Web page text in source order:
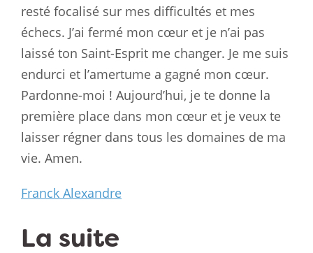
resté focalisé sur mes difficultés et mes
échecs. J’ai fermé mon cœur et je n’ai pas
laissé ton Saint-Esprit me changer. Je me suis
endurci et l’amertume a gagné mon cœur.
Pardonne-moi ! Aujourd’hui, je te donne la
première place dans mon cœur et je veux te
laisser régner dans tous les domaines de ma
vie. Amen.
Franck Alexandre
La suite